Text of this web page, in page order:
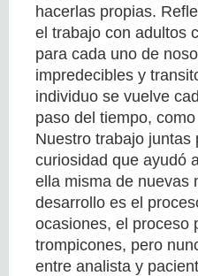
hacerlas propias.
el trabajo con adultos
para cada uno de
impredecibles y
individuo se vuelve
paso del tiempo,
Nuestro trabajo
curiosidad que ayudó
ella misma de nuevas
desarrollo es el
ocasiones, el proceso
trompicones, pero
entre analista y